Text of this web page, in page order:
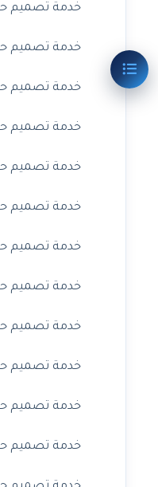
خدمة تصميم
خدمة تصميم
خدمة تصميم
خدمة تصميم
خدمة تصميم
خدمة تصميم
خدمة تصميم
خدمة تصميم
خدمة تصميم
خدمة تصميم
خدمة تصميم
خدمة تصميم